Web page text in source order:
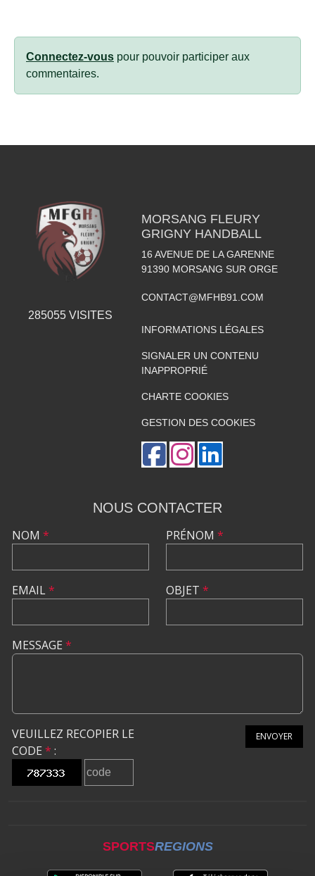
Connectez-vous pour pouvoir participer aux
commentaires.
285055 VISITES
MORSANG FLEURY
GRIGNY HANDBALL
16 AVENUE DE LA GARENNE
91390 MORSANG SUR ORGE
CONTACT@MFHB91.COM
INFORMATIONS LÉGALES
SIGNALER UN CONTENU
INAPPROPRIÉ
CHARTE COOKIES
GESTION DES COOKIES
NOUS CONTACTER
NOM *
EMAIL*
PRÉNOM *
OBJET *
MESSAGE *
VEUILLEZ RECOPIER LE
CODE * :
ENVOYER
SPORTSREGIONS